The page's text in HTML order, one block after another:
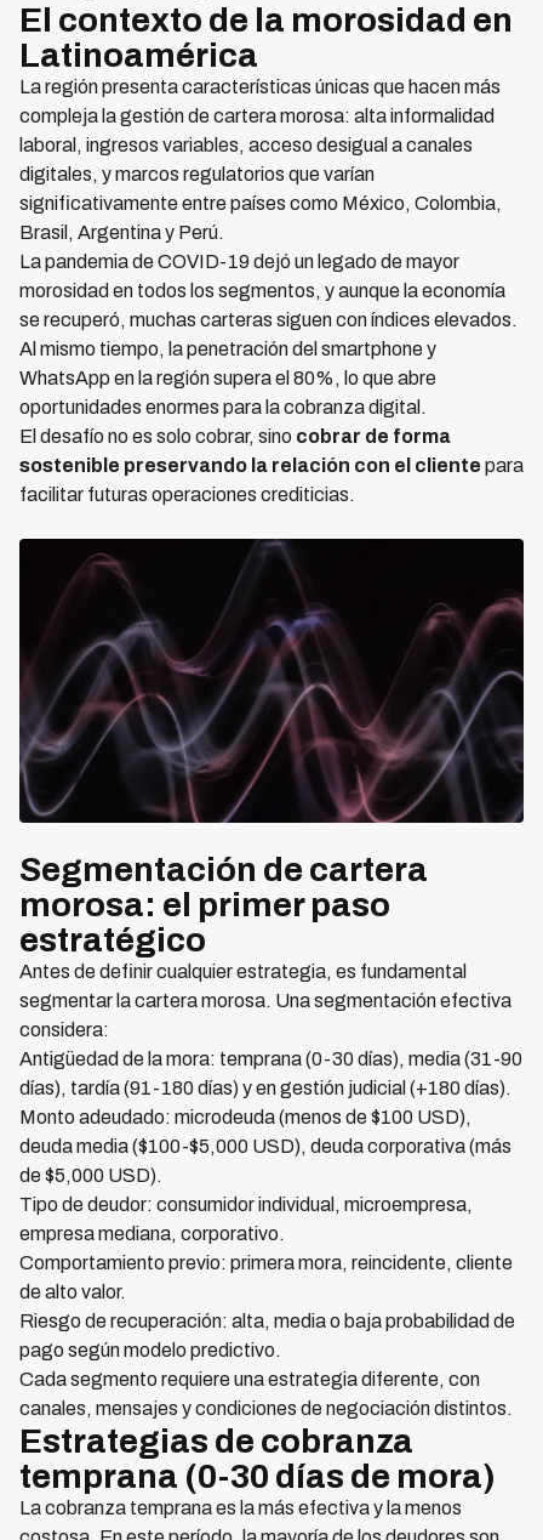
El contexto de la morosidad en
Latinoamérica
La región presenta características únicas que hacen más
compleja la gestión de cartera morosa: alta informalidad
laboral, ingresos variables, acceso desigual a canales
digitales, y marcos regulatorios que varían
significativamente entre países como México, Colombia,
Brasil, Argentina y Perú.
La pandemia de COVID-19 dejó un legado de mayor
morosidad en todos los segmentos, y aunque la economía
se recuperó, muchas carteras siguen con índices elevados.
Al mismo tiempo, la penetración del smartphone y
WhatsApp en la región supera el 80%, lo que abre
oportunidades enormes para la cobranza digital.
El desafío no es solo cobrar, sino cobrar de forma
sostenible preservando la relación con el cliente para
facilitar futuras operaciones crediticias.
Segmentación de cartera
morosa: el primer paso
estratégico
Antes de definir cualquier estrategia, es fundamental
segmentar la cartera morosa. Una segmentación efectiva
considera:
Antigüedad de la mora: temprana (0-30 días), media (31-90
días), tardía (91-180 días) y en gestión judicial (+180 días).
Monto adeudado: microdeuda (menos de $100 USD),
deuda media ($100-$5,000 USD), deuda corporativa (más
de $5,000 USD).
Tipo de deudor: consumidor individual, microempresa,
empresa mediana, corporativo.
Comportamiento previo: primera mora, reincidente, cliente
de alto valor.
Riesgo de recuperación: alta, media o baja probabilidad de
pago según modelo predictivo.
Cada segmento requiere una estrategia diferente, con
canales, mensajes y condiciones de negociación distintos.
Estrategias de cobranza
temprana (0-30 días de mora)
La cobranza temprana es la más efectiva y la menos